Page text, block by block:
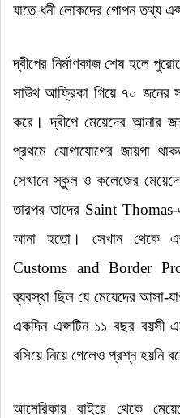
যাতে ধনী লোকদের গোপন তথ্য
দ্বীপের নির্মাণকাজ শেষ হলে
সাউথ আফ্রিকা গিয়ে ৭০ জনের
করে ।দ্বীপে মেয়েদের আনার
প্রথমে যোগাযোগের জায়গা
সেখানে স্কুল ও কলেজের
তারপর তাদের Saint
আনা হতো। সেখান থেকে
Customs and Border
ব্যবস্থা ছিল যে মেয়েদের আসা-
একদিন এপ্সটিন ১১ বছর বয়সী
বসিয়ে নিয়ে গেলেও প্রশ্ন হয়নি
আমেরিকার বাইরে থেকে